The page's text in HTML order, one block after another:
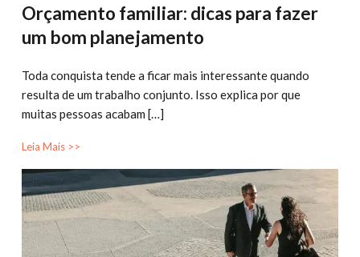
Orçamento familiar: dicas para fazer
um bom planejamento
Toda conquista tende a ficar mais interessante quando
resulta de um trabalho conjunto. Isso explica por que
muitas pessoas acabam […]
Leia Mais >>